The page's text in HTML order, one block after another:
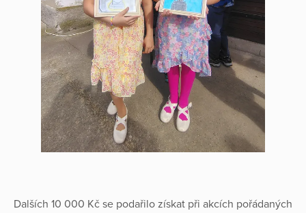
Dalších 10 000 Kč se podařilo získat při akcích pořádaných